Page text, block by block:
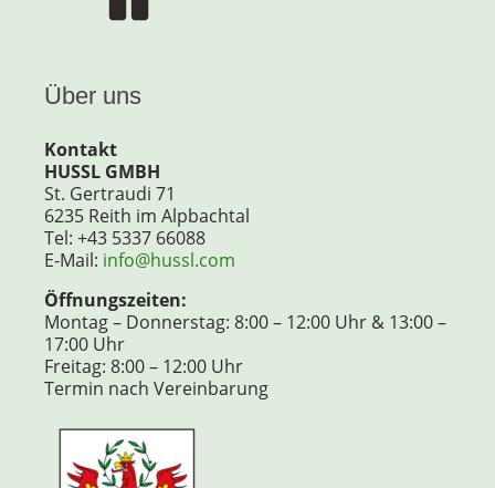
Über uns
Kontakt
HUSSL GMBH
St. Gertraudi 71
6235 Reith im Alpbachtal
Tel: +43 5337 66088
E-Mail: info@hussl.com
Öffnungszeiten:
Montag – Donnerstag: 8:00 – 12:00 Uhr & 13:00 –
17:00 Uhr
Freitag: 8:00 – 12:00 Uhr
Termin nach Vereinbarung